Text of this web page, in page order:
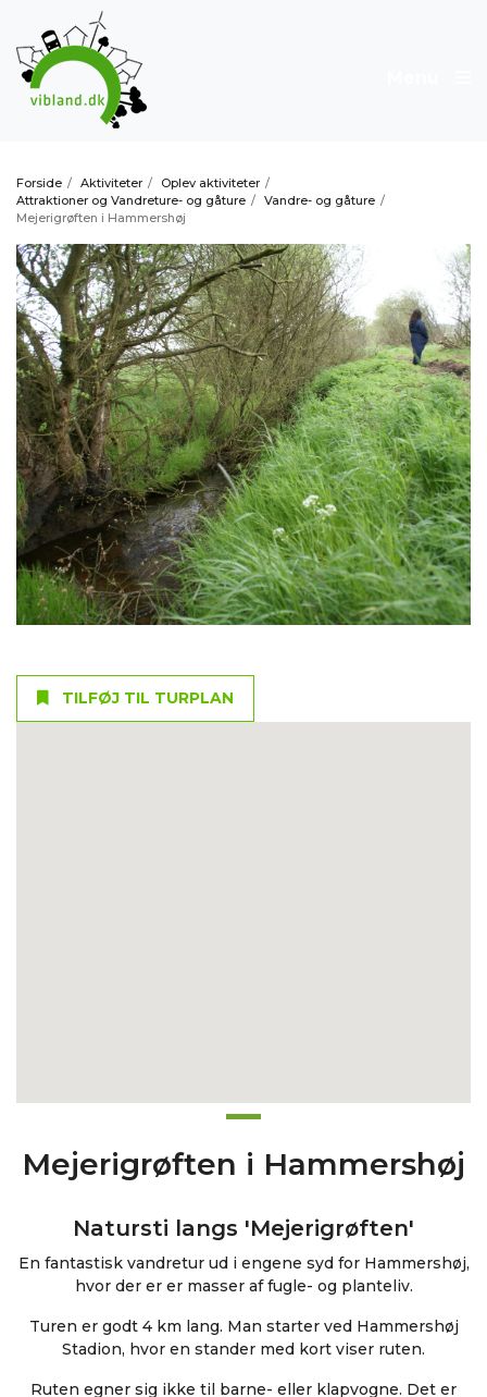
Forside / Aktiviteter / Oplev aktiviteter /
Attraktioner og Vandreture- og gåture / Vandre- og gåture /
Mejerigrøften i Hammershøj
TILFØJ TIL TURPLAN
Mejerigrøften i Hammershøj
Natursti langs 'Mejerigrøften'
En fantastisk vandretur ud i engene syd for Hammershøj,
hvor der er er masser af fugle- og planteliv.
Turen er godt 4 km lang. Man starter ved Hammershøj
Stadion, hvor en stander med kort viser ruten.
Ruten egner sig ikke til barne- eller klapvogne. Det er